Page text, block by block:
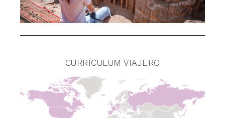
CURRÍCULUM VIAJERO